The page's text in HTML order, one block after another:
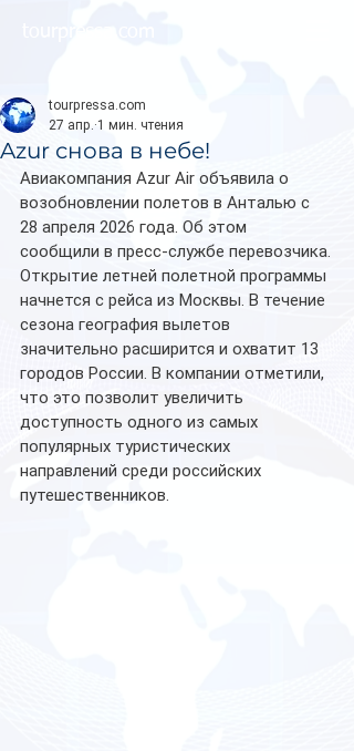
Azur снова в небе!
tourpressa.com
27 апр. 1 мин. чтения
Авиакомпания Azur Air объявила о
возобновлении полетов в Анталью с
28 апреля 2026 года. Об этом
сообщили в пресс-службе перевозчика.
Открытие летней полетной программы
начнется с рейса из Москвы. В течение
сезона география вылетов
значительно расширится и охватит 13
городов России. В компании отметили,
что это позволит увеличить
доступность одного из самых
популярных туристических
направлений среди российских
путешественников.